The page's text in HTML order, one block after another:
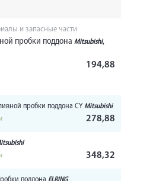
и запасные части
пробки поддона Mitsubishi,
194,88
пробки поддона CY Mitsubishi
278,88
348,32